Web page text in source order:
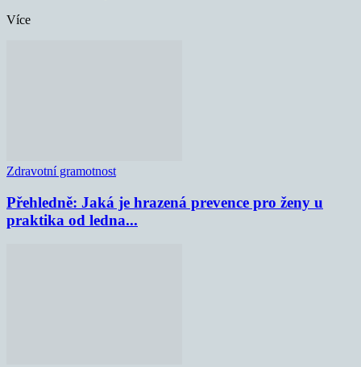
Více
Zdravotní gramotnost
Přehledně: Jaká je hrazená prevence pro ženy u
praktika od ledna...